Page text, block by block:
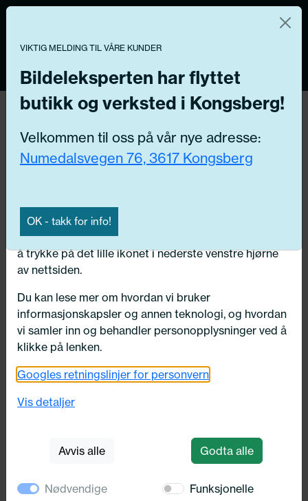
Tilbake
Utsolgt
285/40X21 Michelin PILOT SPORT 4
Bredde:
285,00
Vi og våre forretningspartnere bruker teknologier,
inkludert informasjonskapsler/«cookies» til å samle
informasjon om deg for forskjellige formål, inkludert:
Funksjonelle, Statistiske, Markedsføring
Ved å trykke «Godta» gir du din tillatelse til alle disse
formålene. Du kan også velge formålet du vil
innstillingene».
Du kan trekke tilbake samtykket ditt til enhver tid ved
å trykke på det lille ikonet i nederste venstre hjørne
av nettsiden.
Du kan lese mer om hvordan vi bruker
informasjonskapsler og annen teknologi, og hvordan
vi samler inn og behandler personopplysninger ved å
klikke på lenken.
Googles retningslinjer for personvern
Vis detaljer
Avvis alle Godta alle
Nødvendige
Funksjonelle
VIKTIG MELDING TIL VÅRE KUNDER
Bildeleksperten har flyttet
butikk og verksted i Kongsberg!
Velkommen til oss på vår nye adresse:
Numedalsvegen 76, 3617 Kongsberg
OK - takk for info!